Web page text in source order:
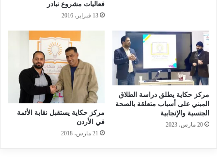
فعاليات مشروع نبادر
13 فبراير، 2016
مركز حكاية يطلق دراسة الطلاق
المبني على أسباب متعلقة بالصحة
الجنسية والإنجابية
20 مارس، 2023
مركز حكاية يستقبل نقابة الأئمة
في الأردن
21 مارس، 2018